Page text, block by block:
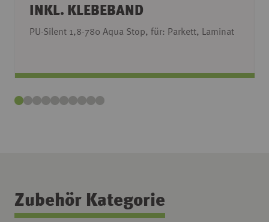
INKL. KLEBEBAND
PU-Silent 1,8-780 Aqua Stop, für: Parkett, Laminat
Zubehör Kategorie